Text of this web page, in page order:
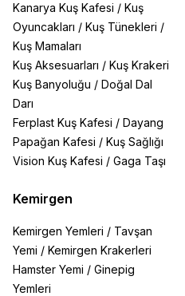
Kanarya Kuş Kafesi / Kuş
Oyuncakları / Kuş Tünekleri /
Kuş Mamaları
Kuş Aksesuarları / Kuş Krakeri
Kuş Banyoluğu / Doğal Dal
Darı
Ferplast Kuş Kafesi / Dayang
Papağan Kafesi / Kuş Sağlığı
Vision Kuş Kafesi / Gaga Taşı
Kemirgen
Kemirgen Yemleri / Tavşan
Yemi / Kemirgen Krakerleri
Hamster Yemi / Ginepig
Yemleri